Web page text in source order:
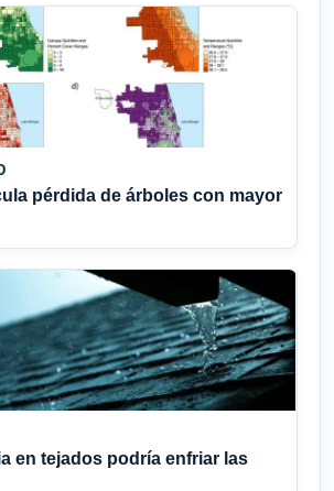
pérdida de árboles con mayor
en tejados podría enfriar las